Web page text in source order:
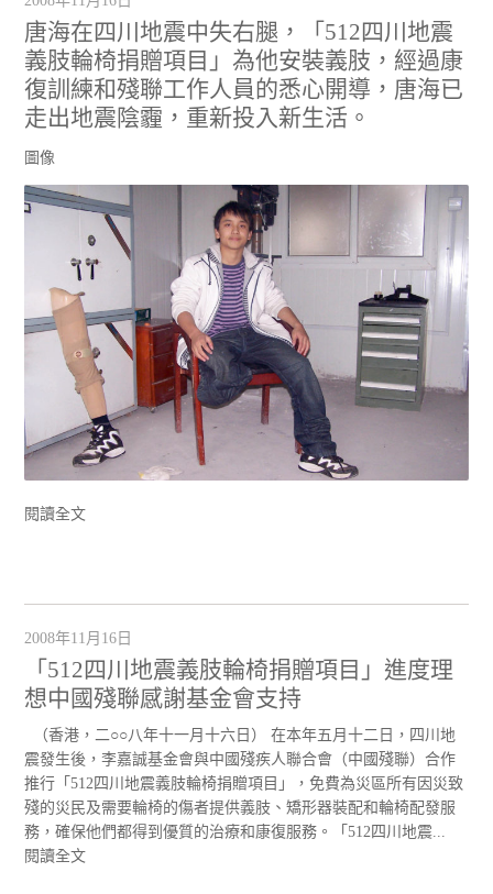
唐海在四川地震中失右腿，「512四川地震
義肢輪椅捐贈項目」為他安裝義肢，經過康
復訓練和殘聯工作人員的悉心開導，唐海已
走出地震陰霾，重新投入新生活。
圖像
閱讀全文
2008年11月16日
「512四川地震義肢輪椅捐贈項目」進度理
想中國殘聯感謝基金會支持
（香港，二○○八年十一月十六日） 在本年五月十二日，四川地
震發生後，李嘉誠基金會與中國殘疾人聯合會（中國殘聯）合作
推行「512四川地震義肢輪椅捐贈項目」，免費為災區所有因災致
殘的災民及需要輪椅的傷者提供義肢、矯形器裝配和輪椅配發服
務，確保他們都得到優質的治療和康復服務。「512四川地震...
閱讀全文